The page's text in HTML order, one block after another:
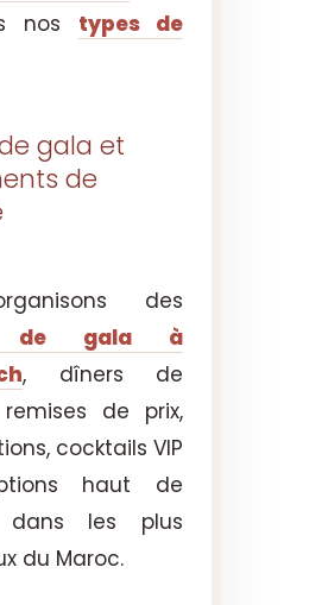
nos types de
gala et
de
des
de gala à
, dîners de
de prix,
cocktails VIP
haut de
dans les plus
du Maroc.